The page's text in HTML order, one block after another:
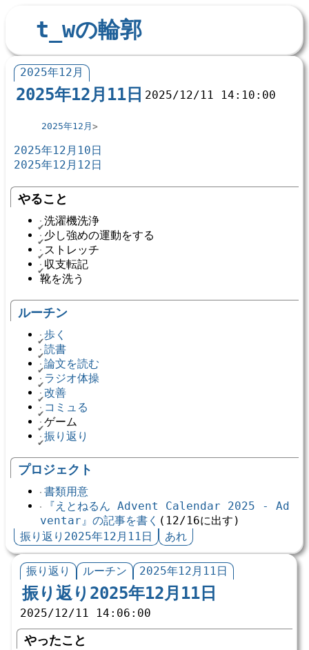
t_wの輪郭
2025年12月
2025年12月11日 2025/12/11 14:10:00
2025年12月
2025年12月10日
2025年12月12日
やること
洗濯機洗浄
少し強めの運動をする
ストレッチ
収支転記
靴を洗う
ルーチン
歩く
読書
論文を読む
ラジオ体操
改善
コミュる
ゲーム
振り返り
プロジェクト
書類用意
『えとねるん Advent Calendar 2025 - Ad
ventar』の記事を書く (12/16に出す)
振り返り2025年12月11日
あれ
振り返り ルーチン 2025年12月11日
振り返り2025年12月11日
2025/12/11 14:06:00
やったこと